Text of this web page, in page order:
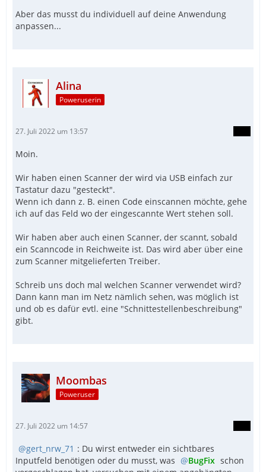
Aber das musst du individuell auf deine Anwendung
anpassen...
Alina
Poweruserin
27. Juli 2022 um 13:57
Moin.
Wir haben einen Scanner der wird via USB einfach zur
Tastatur dazu "gesteckt".
Wenn ich dann z. B. einen Code einscannen möchte, gehe
ich auf das Feld wo der eingescannte Wert stehen soll.
Wir haben aber auch einen Scanner, der scannt, sobald
ein Scanncode in Reichweite ist. Das wird aber über eine
zum Scanner mitgelieferten Treiber.
Schreib uns doch mal welchen Scanner verwendet wird?
Dann kann man im Netz nämlich sehen, was möglich ist
und ob es dafür evtl. eine "Schnittestellenbeschreibung"
gibt.
Moombas
Poweruser
27. Juli 2022 um 14:57
gert_nrw_71 : Du wirst entweder ein sichtbares
Inputfeld benötigen oder du musst, was
BugFix schon